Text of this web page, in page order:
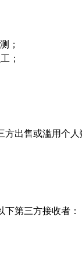
；
；
出售或滥用个
第三方接收者：